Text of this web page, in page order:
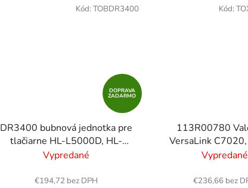
DOPRAVA
ZADARMO
DR3400 bubnová jednotka pre
tlačiarne HL-L5000D, HL-
L5100DN, HL-L5200DW, HL-
30k
Vypredané
€194,72 bez DPH
Kód: TOBDR3400
113R00780
VersaLink
tlačiarne, XEROX,
Vypredané
€236,66 bez
Kód: